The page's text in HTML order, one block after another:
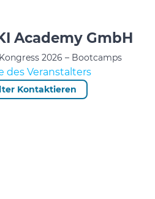
Academy GmbH
2026 – Bootcamps
des Veranstalters
Kontaktieren